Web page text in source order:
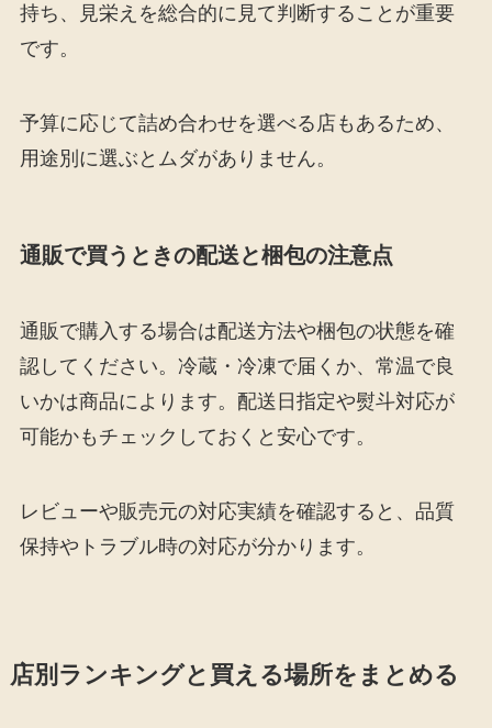
持ち、見栄えを総合的に見て判断することが重要
です。
予算に応じて詰め合わせを選べる店もあるため、
用途別に選ぶとムダがありません。
通販で買うときの配送と梱包の注意点
通販で購入する場合は配送方法や梱包の状態を確
認してください。冷蔵・冷凍で届くか、常温で良
いかは商品によります。配送日指定や熨斗対応が
可能かもチェックしておくと安心です。
レビューや販売元の対応実績を確認すると、品質
保持やトラブル時の対応が分かります。
店別ランキングと買える場所をまとめる